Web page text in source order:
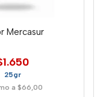
Mercasur
25gr
a $66,00